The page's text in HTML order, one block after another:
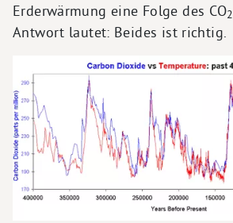
Erderwärmung eine Folge des CO2
Antwort lautet: Beides ist richtig.